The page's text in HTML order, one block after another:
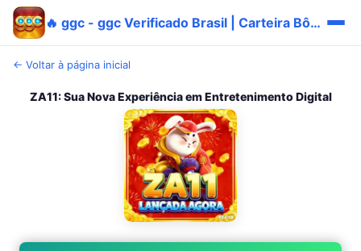
🔥 ggc - ggc Verificado Brasil | Carteira Bônus
← Voltar à página inicial
ZA11: Sua Nova Experiência em Entretenimento Digital